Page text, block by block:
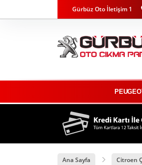
Gürbüz Oto İletişim 1
Ana Sayfa Citroen